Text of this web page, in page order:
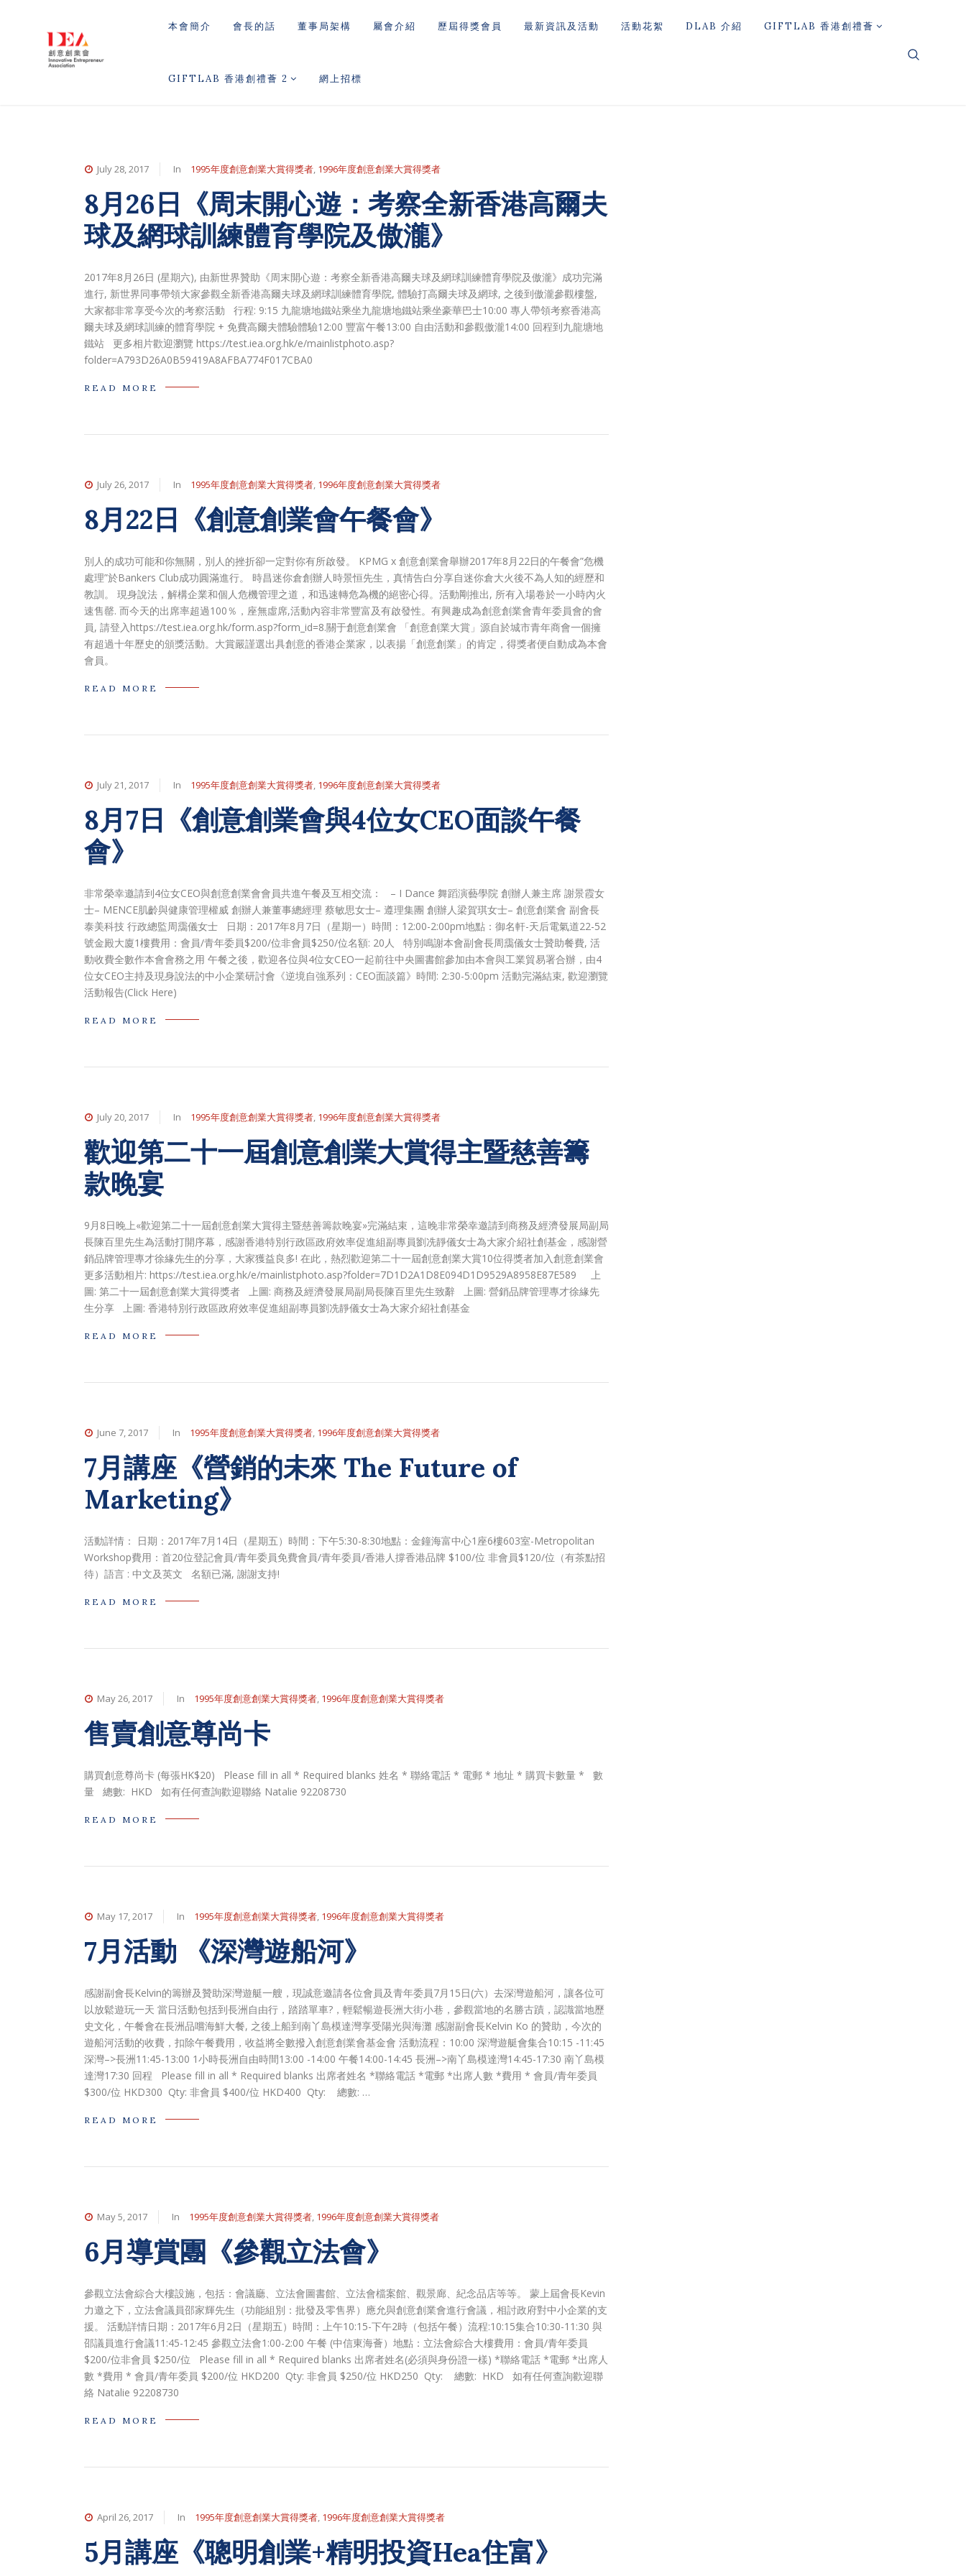
本會簡介 會長的話 董事局架構 屬會介紹 歷屆得獎會員 最新資訊及活動 活動花絮 DLAB 介紹 GIFTLAB 香港創禮薈
GIFTLAB 香港創禮薈 2 網上招標
July 28, 2017 In 1995年度創意創業大賞得獎者, 1996年度創意創業大賞得獎者
8月26日《周末開心遊：考察全新香港高爾夫
球及網球訓練體育學院及傲瀧》
2017年8月26日 (星期六), 由新世界贊助《周末開心遊：考察全新香港高爾夫球及網球訓練體育學院及傲瀧》成功完滿
進行, 新世界同事帶領大家參觀全新香港高爾夫球及網球訓練體育學院, 體驗打高爾夫球及網球, 之後到傲瀧參觀樓盤,
大家都非常享受今次的考察活動 行程: 9:15 九龍塘地鐵站乘坐九龍塘地鐵站乘坐豪華巴士10:00 專人帶領考察香港高
爾夫球及網球訓練的體育學院 + 免費高爾夫體驗體驗12:00 豐富午餐13:00 自由活動和參觀傲瀧14:00 回程到九龍塘地
鐵站 更多相片歡迎瀏覽 https://test.iea.org.hk/e/mainlistphoto.asp?
folder=A793D26A0B59419A8AFBA774F017CBA0
READ MORE
July 26, 2017 In 1995年度創意創業大賞得獎者, 1996年度創意創業大賞得獎者
8月22日《創意創業會午餐會》
別人的成功可能和你無關，別人的挫折卻一定對你有所啟發。 KPMG x 創意創業會舉辦2017年8月22日的午餐會”危機
處理”於Bankers Club成功圓滿進行。 時昌迷你倉創辦人時景恒先生，真情告白分享自迷你倉大火後不為人知的經歷和
教訓。 現身說法，解構企業和個人危機管理之道，和迅速轉危為機的絕密心得。活動剛推出, 所有入場卷於一小時內火
速售罄. 而今天的出席率超過100％，座無虛席,活動內容非常豐富及有啟發性。有興趣成為創意創業會青年委員會的會
員, 請登入https://test.iea.org.hk/form.asp?form_id=8.關于創意創業會 「創意創業大賞」源自於城市青年商會一個擁
有超過十年歷史的頒獎活動。大賞嚴謹選出具創意的香港企業家，以表揚「創意創業」的肯定，得獎者便自動成為本會
會員。
READ MORE
July 21, 2017 In 1995年度創意創業大賞得獎者, 1996年度創意創業大賞得獎者
8月7日《創意創業會與4位女CEO面談午餐
會》
非常榮幸邀請到4位女CEO與創意創業會會員共進午餐及互相交流： – I Dance 舞蹈演藝學院 創辦人兼主席 謝景霞女
士– MENCE肌齡與健康管理權威 創辦人兼董事總經理 蔡敏思女士– 遵理集團 創辦人梁賀琪女士– 創意創業會 副會長
泰美科技 行政總監周靄儀女士 日期：2017年8月7日（星期一）時間：12:00-2:00pm地點：御名軒-天后電氣道22-52
號金殿大廈1樓費用：會員/青年委員$200/位非會員$250/位名額: 20人 特別鳴謝本會副會長周靄儀女士贊助餐費, 活
動收費全數作本會會務之用 午餐之後，歡迎各位與4位女CEO一起前往中央圖書館參加由本會與工業貿易署合辦，由4
位女CEO主持及現身說法的中小企業研討會《逆境自強系列：CEO面談篇》時間: 2:30-5:00pm 活動完滿結束, 歡迎瀏覽
活動報告(Click Here)
READ MORE
July 20, 2017 In 1995年度創意創業大賞得獎者, 1996年度創意創業大賞得獎者
歡迎第二十一屆創意創業大賞得主暨慈善籌
款晚宴
9月8日晚上«歡迎第二十一屆創意創業大賞得主暨慈善籌款晚宴»完滿結束，這晚非常榮幸邀請到商務及經濟發展局副局
長陳百里先生為活動打開序幕，感謝香港特別行政區政府效率促進組副專員劉冼靜儀女士為大家介紹社創基金，感謝營
銷品牌管理專才徐緣先生的分享，大家獲益良多! 在此，熱烈歡迎第二十一屆創意創業大賞10位得獎者加入創意創業會
更多活動相片: https://test.iea.org.hk/e/mainlistphoto.asp?folder=7D1D2A1D8E094D1D9529A8958E87E589 上
圖: 第二十一屆創意創業大賞得獎者 上圖: 商務及經濟發展局副局長陳百里先生致辭 上圖: 營銷品牌管理專才徐緣先
生分享 上圖: 香港特別行政區政府效率促進組副專員劉冼靜儀女士為大家介紹社創基金
READ MORE
June 7, 2017 In 1995年度創意創業大賞得獎者, 1996年度創意創業大賞得獎者
7月講座《營銷的未來 The Future of
Marketing》
活動詳情： 日期：2017年7月14日（星期五）時間：下午5:30-8:30地點：金鐘海富中心1座6樓603室-Metropolitan
Workshop費用：首20位登記會員/青年委員免費會員/青年委員/香港人撐香港品牌 $100/位 非會員$120/位（有茶點招
待）語言 : 中文及英文 名額已滿, 謝謝支持!
READ MORE
May 26, 2017 In 1995年度創意創業大賞得獎者, 1996年度創意創業大賞得獎者
售賣創意尊尚卡
購買創意尊尚卡 (每張HK$20) Please fill in all * Required blanks 姓名 * 聯絡電話 * 電郵 * 地址 * 購買卡數量 * 數
量 總數: HKD 如有任何查詢歡迎聯絡 Natalie 92208730
READ MORE
May 17, 2017 In 1995年度創意創業大賞得獎者, 1996年度創意創業大賞得獎者
7月活動 《深灣遊船河》
感謝副會長Kelvin的籌辦及贊助深灣遊艇一艘，現誠意邀請各位會員及青年委員7月15日(六）去深灣遊船河，讓各位可
以放鬆遊玩一天 當日活動包括到長洲自由行，踏踏單車?，輕鬆暢遊長洲大街小巷，參觀當地的名勝古蹟，認識當地歷
史文化，午餐會在長洲品嚐海鮮大餐, 之後上船到南丫島模達灣享受陽光與海灘 感謝副會長Kelvin Ko 的贊助，今次的
遊船河活動的收費，扣除午餐費用，收益將全數撥入創意創業會基金會 活動流程：10:00 深灣遊艇會集合10:15 -11:45
深灣–>長洲11:45-13:00 1小時長洲自由時間13:00 -14:00 午餐14:00-14:45 長洲–>南丫島模達灣14:45-17:30 南丫島模
達灣17:30 回程 Please fill in all * Required blanks 出席者姓名 *聯絡電話 *電郵 *出席人數 *費用 * 會員/青年委員
$300/位 HKD300 Qty: 非會員 $400/位 HKD400 Qty: 總數: …
READ MORE
May 5, 2017 In 1995年度創意創業大賞得獎者, 1996年度創意創業大賞得獎者
6月導賞團《參觀立法會》
參觀立法會綜合大樓設施，包括：會議廳、立法會圖書館、立法會檔案館、觀景廊、紀念品店等等。 蒙上屆會長Kevin
力邀之下，立法會議員邵家輝先生（功能組別：批發及零售界）應允與創意創業會進行會議，相討政府對中小企業的支
援。 活動詳情日期：2017年6月2日（星期五）時間：上午10:15-下午2時（包括午餐）流程:10:15集合10:30-11:30 與
邵議員進行會議11:45-12:45 參觀立法會1:00-2:00 午餐 (中信東海薈）地點：立法會綜合大樓費用：會員/青年委員
$200/位非會員 $250/位 Please fill in all * Required blanks 出席者姓名(必須與身份證一樣) *聯絡電話 *電郵 *出席人
數 *費用 * 會員/青年委員 $200/位 HKD200 Qty: 非會員 $250/位 HKD250 Qty: 總數: HKD 如有任何查詢歡迎聯
絡 Natalie 92208730
READ MORE
April 26, 2017 In 1995年度創意創業大賞得獎者, 1996年度創意創業大賞得獎者
5月講座《聰明創業+精明投資Hea住富》